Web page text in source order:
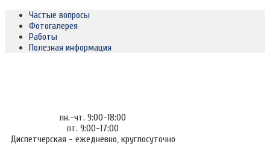
Частые вопросы
Фотогалерея
Работы
Полезная информация
пн.-чт. 9:00-18:00
пт. 9:00-17:00
Диспетчерская - ежедневно, круглосуточно